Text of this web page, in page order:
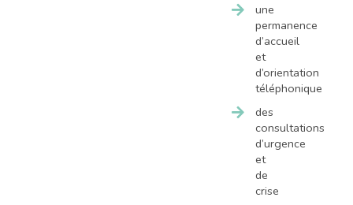
une
permanence
d’accueil
et
d’orientation
téléphonique
des
consultations
d’urgence
et
de
crise